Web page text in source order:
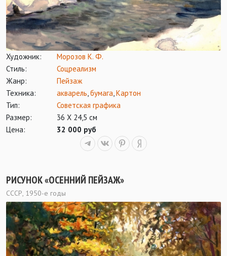
Художник:
Морозов К. Ф.
Стиль:
Соцреализм
Жанр:
Пейзаж
Техника:
акварель бумага Картон
Тип:
Советская графика
Размер:
36 Х 24,5 см
Цена:
32 000 руб
РИСУНОК «ОСЕННИЙ ПЕЙЗАЖ»
СССР, 1950-е годы